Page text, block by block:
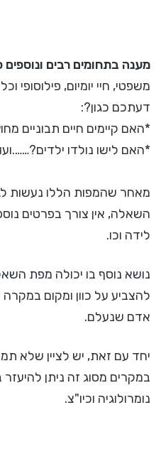
מענה בתחומים רבים ונוספים
משפטי, חיי יומיום,
דעתכם כגון?:
*האם קיימים חיים תבוניים
*האם לישו נולדו
מאחר שהמפות הללו נעשות
השאלה, אין צורך בפרטים
לידה וכו.
נושא נוסף בו יכולה מפת
להצביע על כוון ומקום
אדם שנעלם.
יחד עם זאת, יש לציין שלא
במקרים מסוג זה ניתן להיעזר
נומרולוגיה וכיו"צ.